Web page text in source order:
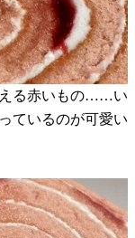
える赤いもの……い
ているのが可愛い